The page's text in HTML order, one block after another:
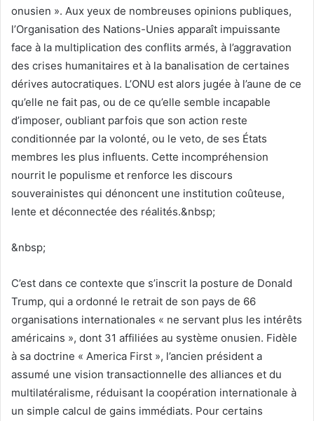
onusien ». Aux yeux de nombreuses opinions publiques,
l’Organisation des Nations-Unies apparaît impuissante
face à la multiplication des conflits armés, à l’aggravation
des crises humanitaires et à la banalisation de certaines
dérives autocratiques. L’ONU est alors jugée à l’aune de ce
qu’elle ne fait pas, ou de ce qu’elle semble incapable
d’imposer, oubliant parfois que son action reste
conditionnée par la volonté, ou le veto, de ses États
membres les plus influents. Cette incompréhension
nourrit le populisme et renforce les discours
souverainistes qui dénoncent une institution coûteuse,
lente et déconnectée des réalités.&nbsp;
&nbsp;
C’est dans ce contexte que s’inscrit la posture de Donald
Trump, qui a ordonné le retrait de son pays de 66
organisations internationales « ne servant plus les intérêts
américains », dont 31 affiliées au système onusien. Fidèle
à sa doctrine « America First », l’ancien président a
assumé une vision transactionnelle des alliances et du
multilatéralisme, réduisant la coopération internationale à
un simple calcul de gains immédiats. Pour certains